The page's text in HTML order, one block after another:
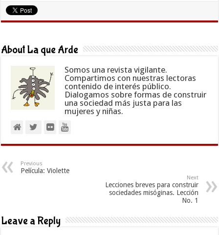
About La que Arde
Somos una revista vigilante.
Compartimos con nuestras lectoras
contenido de interés público.
Dialogamos sobre formas de construir
una sociedad más justa para las
mujeres y niñas.
Previous
Película: Violette
Next
Lecciones breves para construir
sociedades misóginas. Lección
No. 1
Leave a Reply